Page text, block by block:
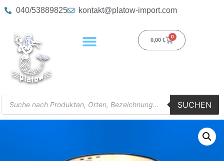
040/53889825 kontakt@platow-import.com
0,00 €
0
SUCHEN